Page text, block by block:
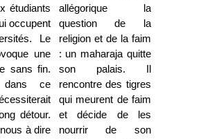
étudiants
occupent
Le
une
sans fin.
dans ce
détour.
à dire
allégorique la
question de la
religion et de la faim
: un maharaja quitte
son palais. Il
rencontre des tigres
qui meurent de faim
et décide de les
nourrir de son